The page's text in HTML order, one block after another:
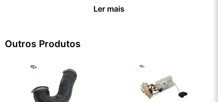
Ler mais
Outros Produtos